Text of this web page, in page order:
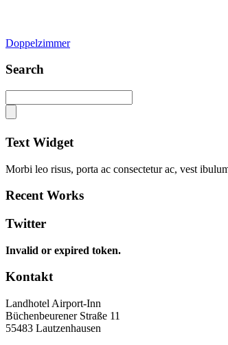
Doppelzimmer
Search
Text Widget
Morbi leo risus, porta ac consectetur ac, vest
Recent Works
Twitter
Invalid or expired token.
Kontakt
Landhotel Airport-Inn
Büchenbeurener Straße 11
55483 Lautzenhausen